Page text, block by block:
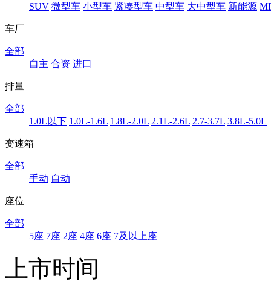
SUV 微型车 小型车 紧凑型车 中型车 大中型车 新能源
车厂
全部
自主 合资 进口
排量
全部
1.0L以下 1.0L-1.6L 1.8L-2.0L 2.1L-2.6L 2.7-3.7L 3.8L-5.0L
变速箱
全部
手动 自动
座位
全部
5座 7座 2座 4座 6座 7及以上座
上市时间